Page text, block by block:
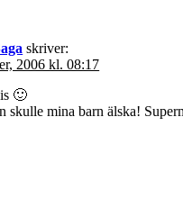
skriver:
2006 kl. 08:17
🙂
skulle mina barn älska!